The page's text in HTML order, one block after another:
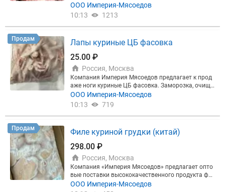
нал. Минимальный объём покупки от 10 тонн. Са
мовывоз со склада в Москве.
ООО Империя-Мясоедов
10:13
1213
Продам
Лапы куриные ЦБ фасовка
25.00 ₽
Россия, Москва
Компания Империя Мясоедов предлагает к прод
аже ноги куриные ЦБ фасовка. Заморозка, очище
нные, без жёлтой кожи, фасовка по 1 кг, в коробке
6 вложений. Коробка 12 кг. Отгрузка от 20 тонн. Ц
амовывоз с Брянска или доставка транспортной
ООО Империя-Мясоедов
10:13
719
Продам
Филе куриной грудки (китай)
298.00 ₽
Россия, Москва
Компания «Империя Мясоедов» предлагает опто
вые поставки высококачественного продукта фи
ле грудки цыпленка бройлера из Китая — идеальн
ООО Империя-Мясоедов